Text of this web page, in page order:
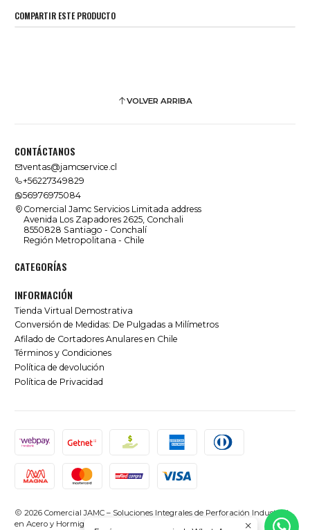
COMPARTIR ESTE PRODUCTO
VOLVER ARRIBA
CONTÁCTANOS
ventas@jamcservice.cl
+56227349829
56976975084
Comercial Jamc Servicios Limitada address
Avenida Los Zapadores 2625, Conchali
8550828 Santiago - Conchalí
Región Metropolitana - Chile
CATEGORÍAS
INFORMACIÓN
Tienda Virtual Demostrativa
Conversión de Medidas: De Pulgadas a Milímetros
Afilado de Cortadores Anulares en Chile
Términos y Condiciones
Política de devolución
Política de Privacidad
2026 Comercial JAMC – Soluciones Integrales de Perforación Industrial
en Acero y Hormigón en Chile.